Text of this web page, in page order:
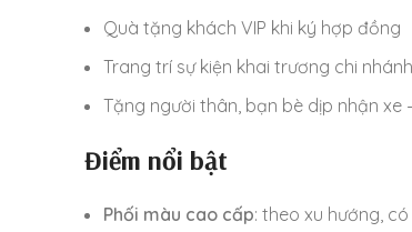
Quà tặng khách VIP khi ký hợp đồng
Trang trí sự kiện khai trương chi
Tặng người thân, bạn bè dịp nhận xe
Điểm nổi bật
Phối màu cao cấp: theo xu hướng,